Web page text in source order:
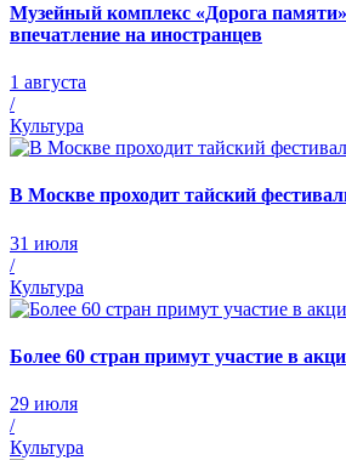
Музейный комплекс «Дорога
впечатление на иностранцев
1 августа
/
Культура
В Москве проходит тайский
31 июля
/
Культура
Более 60 стран примут участие в
29 июля
/
Культура